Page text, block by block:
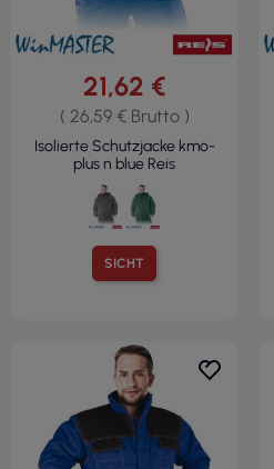
SICHT
21,62 €
( 26,59 € Brutto )
Isolierte Schutzjacke kmo-
plus n blue Reis